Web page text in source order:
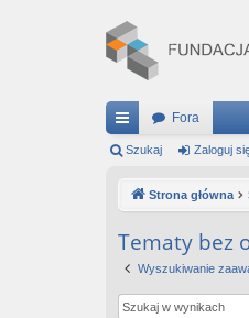
ię
…
Fora
Szukaj Zaloguj
Strona główna
Tematy bez
Wyszukiwanie